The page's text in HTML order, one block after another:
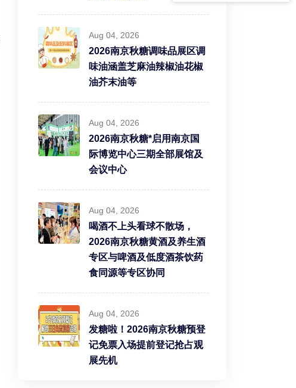
Aug 04, 2026
2026南京秋糖调味品展区调
味油涵盖芝麻油辣椒油花椒
油芥末油等
Aug 04, 2026
2026南京秋糖*启用南京国
际博览中心三期全部展馆及
会议中心
Aug 04, 2026
喝酒不上头看球不散场，
2026南京秋糖黄酒及养生酒
专区与啤酒及低度酒茶饮药
食同源等专区协同
Aug 04, 2026
发糖啦！2026南京秋糖预登
记免票入场提前登记抢占观
展先机